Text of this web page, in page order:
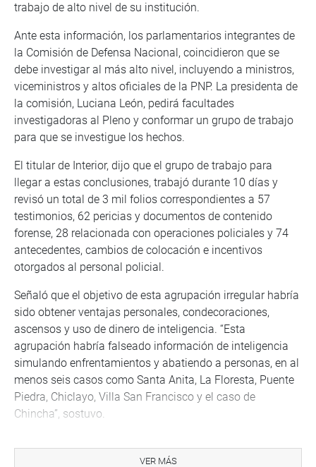
trabajo de alto nivel de su institución.
Ante esta información, los parlamentarios integrantes de
la Comisión de Defensa Nacional, coincidieron que se
debe investigar al más alto nivel, incluyendo a ministros,
viceministros y altos oficiales de la PNP. La presidenta de
la comisión, Luciana León, pedirá facultades
investigadoras al Pleno y conformar un grupo de trabajo
para que se investigue los hechos.
El titular de Interior, dijo que el grupo de trabajo para
llegar a estas conclusiones, trabajó durante 10 días y
revisó un total de 3 mil folios correspondientes a 57
testimonios, 62 pericias y documentos de contenido
forense, 28 relacionada con operaciones policiales y 74
antecedentes, cambios de colocación e incentivos
otorgados al personal policial.
Señaló que el objetivo de esta agrupación irregular habría
sido obtener ventajas personales, condecoraciones,
ascensos y uso de dinero de inteligencia. “Esta
agrupación habría falseado información de inteligencia
simulando enfrentamientos y abatiendo a personas, en al
menos seis casos como Santa Anita, La Floresta, Puente
Piedra, Chiclayo, Villa San Francisco y el caso de
Chincha”, sostuvo.
que de los 20 supuestos delincuentes abatidos en los
VER MÁS